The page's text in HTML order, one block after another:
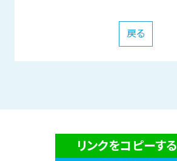
戻る
リンクをコピーする